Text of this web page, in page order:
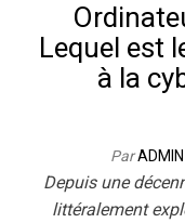
Lequel est
à la
ParADMIN
Depuis une
littéralement